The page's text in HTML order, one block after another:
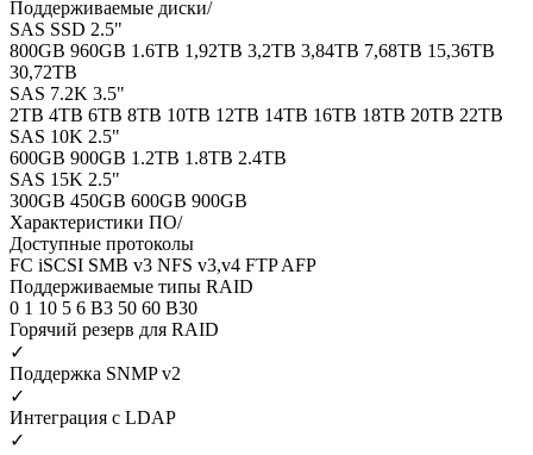
Поддерживаемые диски/
SAS SSD 2.5"
800GB 960GB 1.6TB 1,92TB 3,2TB 3,84TB 7,68TB 15,36TB
30,72TB
SAS 7.2K 3.5"
2TB 4TB 6TB 8TB 10TB 12TB 14TB 16TB 18TB 20TB 22TB
SAS 10K 2.5"
600GB 900GB 1.2TB 1.8TB 2.4TB
SAS 15K 2.5"
300GB 450GB 600GB 900GB
Характеристики ПО/
Доступные протоколы
FC iSCSI SMB v3 NFS v3,v4 FTP AFP
Поддерживаемые типы RAID
0 1 10 5 6 B3 50 60 B30
Горячий резерв для RAID
✓
Поддержка SNMP v2
✓
Интеграция с LDAP
✓